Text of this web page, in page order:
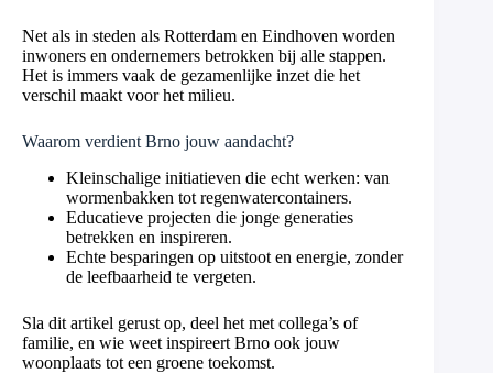
Net als in steden als Rotterdam en Eindhoven worden
inwoners en ondernemers betrokken bij alle stappen.
Het is immers vaak de gezamenlijke inzet die het
verschil maakt voor het milieu.
Waarom verdient Brno jouw aandacht?
Kleinschalige initiatieven die echt werken: van
wormenbakken tot regenwatercontainers.
Educatieve projecten die jonge generaties
betrekken en inspireren.
Echte besparingen op uitstoot en energie, zonder
de leefbaarheid te vergeten.
Sla dit artikel gerust op, deel het met collega’s of
familie, en wie weet inspireert Brno ook jouw
woonplaats tot een groene toekomst.